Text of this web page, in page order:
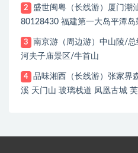
2
盛世闽粤（长线游）厦门潮
80128430 福建第一大岛平潭岛
3
南京游（周边游）中山陵/
河夫子庙景区/牛首山
4
品味湘西（长线游）张家界
溪 天门山 玻璃栈道 凤凰古城